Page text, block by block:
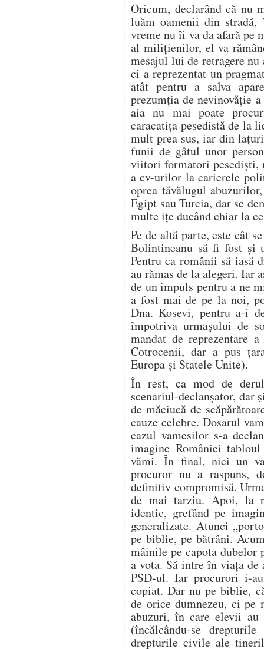
Oricum, declarând că nu
luăm oamenii din stradă,
vreme nu îi va da afară pe
al miliţienilor, el va
mesajul lui de retragere
ci a reprezentat un
atât pentru a salva
prezumţia de nevinovăţie
aia nu mai poate
caracatiţa pesedistă de la
mult prea sus, iar din
funii de gâtul unor
viitori formatori pesedişti,
a cv-urilor la carierele
oprea tăvălugul
Egipt sau Turcia, dar se
multe iţe ducând chiar la
Pe de altă parte, este cât
Bolintineanu să fi fost şi
Pentru ca românii să iasă
au rămas de la alegeri. Iar
de un impuls pentru a ne
a fost mai de pe la noi,
Dna. Kosevi, pentru a-i
împotriva urmaşului de
mandat de reprezentare
Cotrocenii, dar a pus
Europa şi Statele Unite).
În rest, ca mod de
scenariul-declanşator, dar
de măciucă de
cauze celebre. Dosarul
cazul vamesilor s-a
imagine României
vămi. În final, nici un
procuror nu a raspuns,
definitiv compromisă.
de mai tarziu. Apoi, la
identic, grefând pe
generalizate. Atunci
pe biblie, pe bătrâni.
mâinile pe capota dubelor
a vota. Să intre în viaţa
PSD-ul. Iar procurori i-
copiat. Dar nu pe biblie,
de orice dumnezeu, ci pe
abuzuri, în care elevii
(încălcându-se
drepturile civile ale